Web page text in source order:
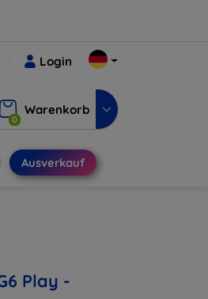
Login
0
Warenkorb
Ausverkauf
Play -